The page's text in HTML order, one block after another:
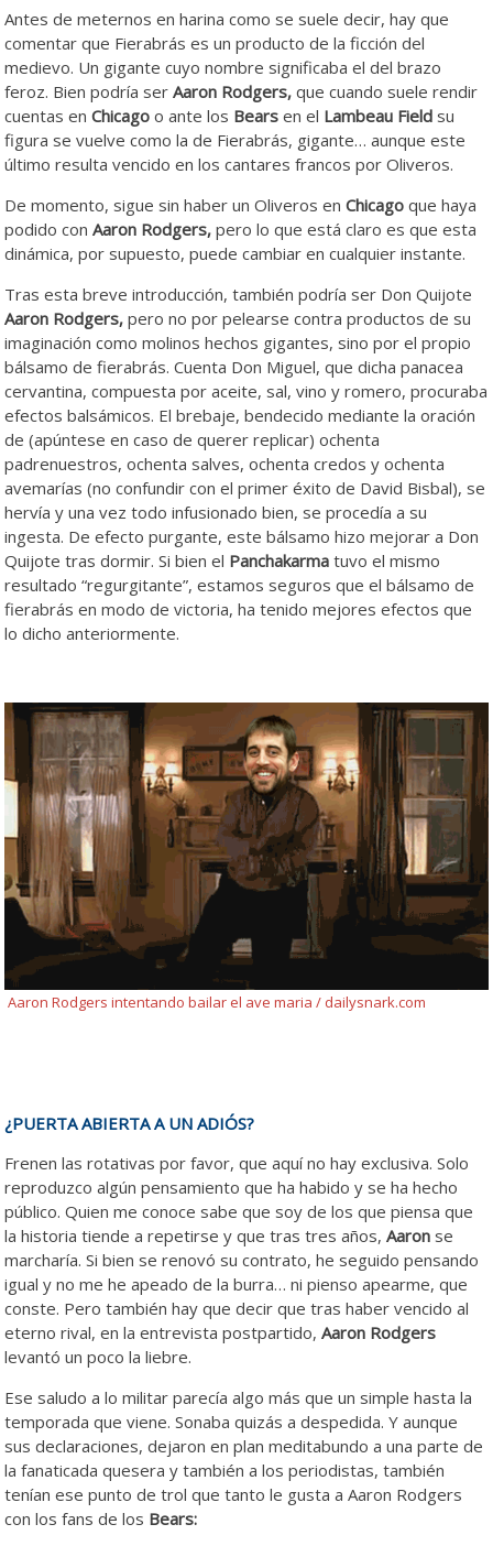
Antes de meternos en harina como se suele decir, hay que
comentar que Fierabrás es un producto de la ficción del
medievo. Un gigante cuyo nombre significaba el del brazo
feroz. Bien podría serAaron Rodgers, que cuando suele rendir
cuentas enChicago o ante los Bears en el Lambeau Field su
figura se vuelve como la de Fierabrás, gigante… aunque este
último resulta vencido en los cantares francos por Oliveros.
De momento, sigue sin haber un Oliveros enChicago que haya
podido conAaron Rodgers, pero lo que está claro es que esta
dinámica, por supuesto, puede cambiar en cualquier instante.
Tras esta breve introducción, también podría ser Don Quijote
Aaron Rodgers, pero no por pelearse contra productos de su
imaginación como molinos hechos gigantes, sino por el propio
bálsamo de fierabrás. Cuenta Don Miguel, que dicha panacea
cervantina, compuesta por aceite, sal, vino y romero, procuraba
efectos balsámicos. El brebaje, bendecido mediante la oración
de (apúntese en caso de querer replicar) ochenta
padrenuestros, ochenta salves, ochenta credos y ochenta
avemarías (no confundir con el primer éxito de David Bisbal), se
hervía y una vez todo infusionado bien, se procedía a su
ingesta. De efecto purgante, este bálsamo hizo mejorar a Don
Quijote tras dormir. Si bien el Panchakarma tuvo el mismo
resultado “regurgitante”, estamos seguros que el bálsamo de
fierabrás en modo de victoria, ha tenido mejores efectos que
lo dicho anteriormente.
Aaron Rodgers intentando bailar el ave maria / dailysnark.com
¿PUERTA ABIERTA A UN ADIÓS?
Frenen las rotativas por favor, que aquí no hay exclusiva. Solo
reproduzco algún pensamiento que ha habido y se ha hecho
público. Quien me conoce sabe que soy de los que piensa que
la historia tiende a repetirse y que tras tres años,Aaron se
marcharía. Si bien se renovó su contrato, he seguido pensando
igual y no me he apeado de la burra… ni pienso apearme, que
conste. Pero también hay que decir que tras haber vencido al
eterno rival, en la entrevista postpartido,Aaron Rodgers
levantó un poco la liebre.
Ese saludo a lo militar parecía algo más que un simple hasta la
temporada que viene. Sonaba quizás a despedida. Y aunque
sus declaraciones, dejaron en plan meditabundo a una parte de
la fanaticada quesera y también a los periodistas, también
tenían ese punto de trol que tanto le gusta a Aaron Rodgers
con los fans de los Bears: